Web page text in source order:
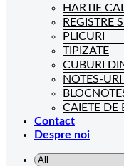
HARTIE
REGISTRE
PLICURI
TIPIZATE
CUBURI
NOTES-
CAIETE DE
Contact
Despre noi